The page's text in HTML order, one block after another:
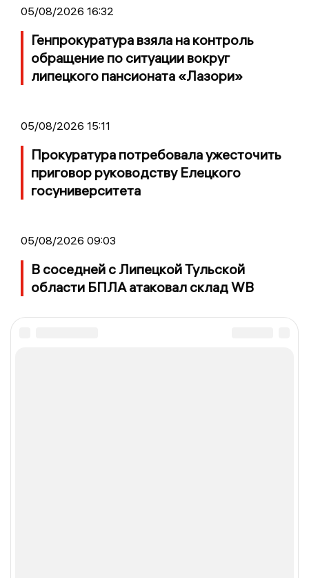
05/08/2026 16:32
Генпрокуратура взяла на контроль
обращение по ситуации вокруг
липецкого пансионата «Лазори»
05/08/2026 15:11
Прокуратура потребовала ужесточить
приговор руководству Елецкого
госуниверситета
05/08/2026 09:03
В соседней с Липецкой Тульской
области БПЛА атаковал склад WB